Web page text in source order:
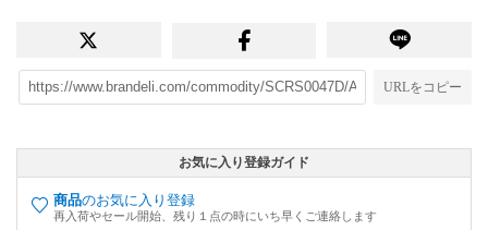
URLをコピー
お気に入り登録ガイド
商品のお気に入り登録
再入荷やセール開始、残り１点の時にいち早くご連絡します